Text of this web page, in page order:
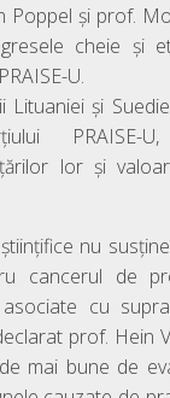
Poppel și prof.
cheie și
U.
Lituaniei și
PRAISE-
lor și
nu
cancerul de
cu
prof. Hein
mai bune de